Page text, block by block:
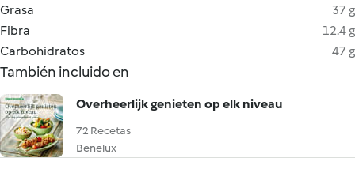
Grasa
37 g
Fibra
12.4 g
Carbohidratos
47 g
También incluido en
Overheerlijk genieten op elk niveau
72 Recetas
Benelux